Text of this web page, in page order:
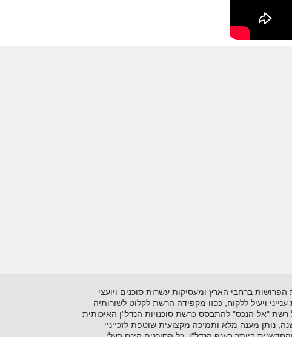
1995 ועוסקת בתיווך יזמות ושיווק נדל"ן על סוגיו השונים. כיום מונה הרשתלמעלה מ- 15 סוכנויות הפרושות ברחבי הארץ ומעסיקות עשרות סוכנים ויועצי
ויעיל ללקוח, ככזו מקפידה הרשת לקלוט לשורותיה
רשת "אל-הנכס" להתבסס כרשת סוכנויות הנדל"ן האיכותית
נותן מענה מלא ותמיכה מקצועית שוטפת לזכייניי